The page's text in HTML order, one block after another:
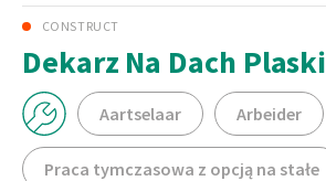
CONSTRUCT
Dekarz Na Dach Plaski
Aartselaar Arbeider
Praca tymczasowa z opcją na stałe